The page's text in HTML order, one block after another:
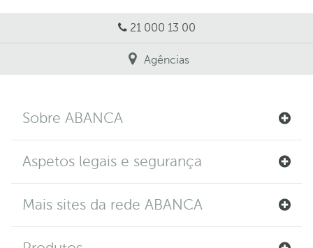
21 000 13 00
Agências
Sobre ABANCA
Aspetos legais e segurança
Mais sites da rede ABANCA